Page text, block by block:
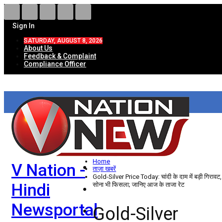
Sign In
SATURDAY, AUGUST 8, 2026
About Us
Feedback & Complaint
Compliance Officer
V Nation -
Hindi
Newsportal
HOME
ताज़ा खबरें
देश
विदेश
राज्य
उत्तर प्रदेश
Home
ताज़ा खबरें
Gold-Silver Price Today: चांदी के दाम में बड़ी गिरावट,
सोना भी फिसला; जानिए आज के ताजा रेट
Gold-Silver